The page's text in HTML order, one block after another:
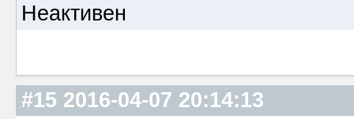
Неактивен
#15 2016-04-07 20:14:13